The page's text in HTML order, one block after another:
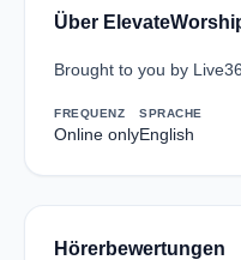
Über
Brought to you by
FREQUENZ
Online only
SPRACHE
English
Hörerbewertungen